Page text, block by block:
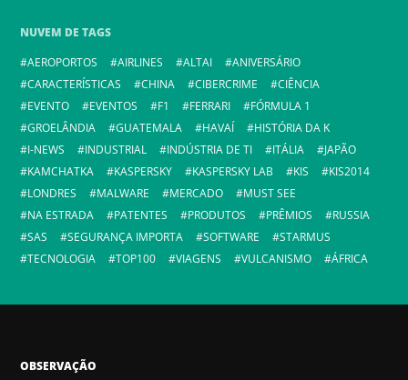
NUVEM DE TAGS
AEROPORTOS
AIRLINES ALTAI
ANIVERSÁRIO
CARACTERÍSTICAS
CHINA CIBERCRIME
CIÊNCIA
EVENTO
EVENTOS F1 FERRARI
FÓRMULA 1
GROELÂNDIA
GUATEMALA HAVAÍ
HISTÓRIA DA K
I-NEWS
INDUSTRIAL INDÚSTRIA DE TI ITÁLIA
JAPÃO
KAMCHATKA
KASPERSKY KASPERSKY LAB KIS
KIS2014
LONDRES
MALWARE MERCADO
MUST SEE
NA ESTRADA
PATENTES PRODUTOS PRÊMIOS
RUSSIA
SAS
SEGURANÇA IMPORTA SOFTWARE
STARMUS
TECNOLOGIA
TOP100 VIAGENS VULCANISMO ÁFRICA
OBSERVAÇÃO